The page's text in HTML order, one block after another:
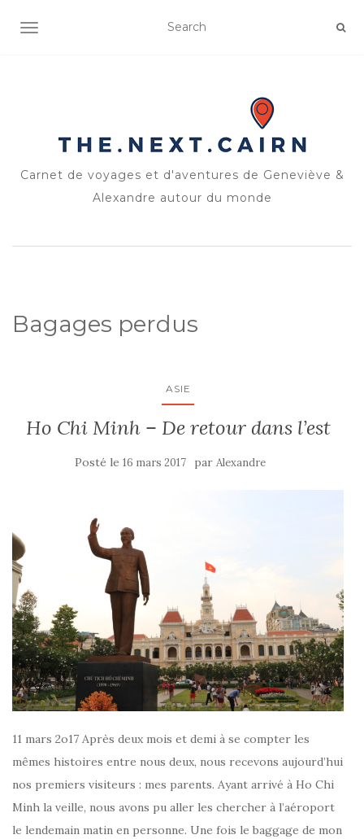
OUVRIR/FERMER LA NAVIGATION
Carnet de voyages et d'aventures de Geneviève &
Alexandre autour du monde
Bagages perdus
ASIE
Ho Chi Minh – De retour dans l’est
Posté le 16 mars 2017 par Alexandre
11 mars 2o17 Après deux mois et demi à se compter les
mêmes histoires entre nous deux, nous recevons aujourd’hui
nos premiers visiteurs : mes parents. Ayant arrivé à Ho Chi
Minh la veille, nous avons pu aller les chercher à l’aéroport
le lendemain matin en personne. Une fois le baggage de mon